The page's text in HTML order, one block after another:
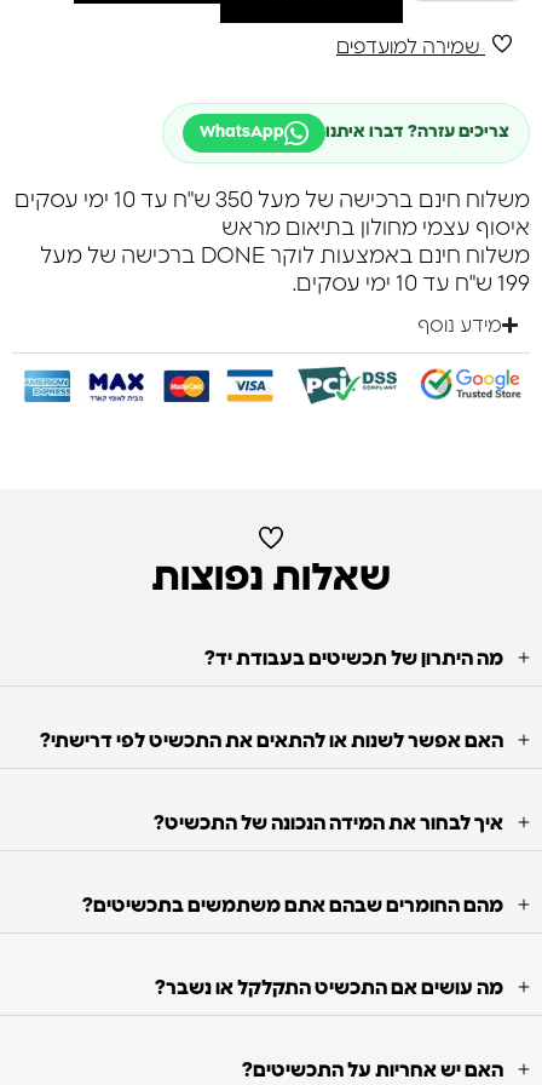
שמירה למועדפים
צריכים עזרה? דברו איתנו WhatsApp
משלוח חינם ברכישה של מעל 350 ש"ח עד 10 ימי עסקים
איסוף עצמי מחולון בתיאום מראש
משלוח חינם באמצעות לוקר DONE ברכישה של מעל
199 ש"ח עד 10 ימי עסקים.
מידע נוסף
שאלות נפוצות
מה היתרון של תכשיטים בעבודת יד?
האם אפשר לשנות או להתאים את התכשיט לפי דרישתי?
איך לבחור את המידה הנכונה של התכשיט?
מהם החומרים שבהם אתם משתמשים בתכשיטים?
מה עושים אם התכשיט התקלקל או נשבר?
האם יש אחריות על התכשיטים?